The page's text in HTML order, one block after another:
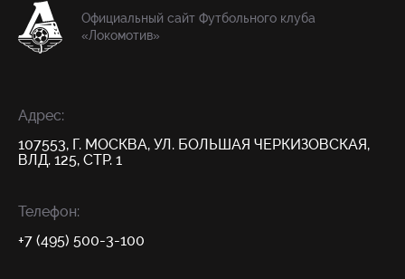
Официальный сайт Футбольного клуба
«Локомотив»
Адрес:
107553, Г. МОСКВА, УЛ. БОЛЬШАЯ ЧЕРКИЗОВСКАЯ,
ВЛД. 125, СТР. 1
Телефон:
+7 (495) 500-3-100